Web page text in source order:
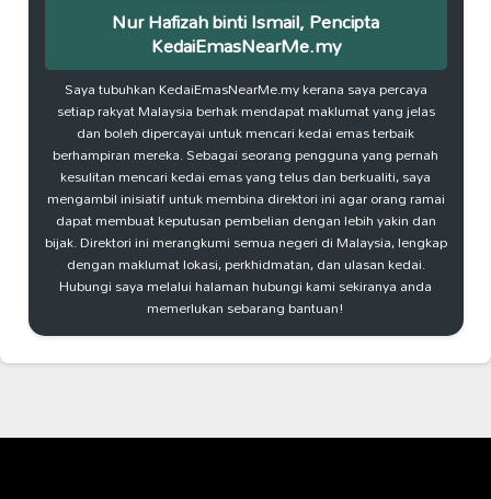
Nur Hafizah binti Ismail, Pencipta
KedaiEmasNearMe.my
Saya tubuhkan KedaiEmasNearMe.my kerana saya percaya
setiap rakyat Malaysia berhak mendapat maklumat yang jelas
dan boleh dipercayai untuk mencari kedai emas terbaik
berhampiran mereka. Sebagai seorang pengguna yang pernah
kesulitan mencari kedai emas yang telus dan berkualiti, saya
mengambil inisiatif untuk membina direktori ini agar orang ramai
dapat membuat keputusan pembelian dengan lebih yakin dan
bijak. Direktori ini merangkumi semua negeri di Malaysia, lengkap
dengan maklumat lokasi, perkhidmatan, dan ulasan kedai.
Hubungi saya melalui halaman hubungi kami sekiranya anda
memerlukan sebarang bantuan!